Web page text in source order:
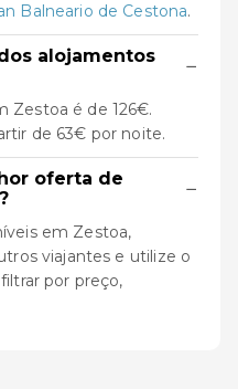
Balneario de Cestona.
alojamentos
−
Zestoa é de 126€.
de 63€ por noite.
oferta de
−
em Zestoa,
viajantes e utilize o
por preço,